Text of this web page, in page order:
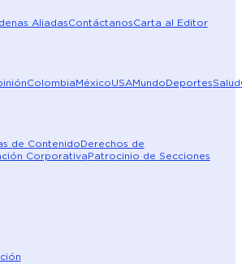
AliadasContáctanosCarta al Editor
ColombiaMéxicoUSAMundoDeportesSalud
de ContenidoDerechos de
CorporativaPatrocinio de Secciones